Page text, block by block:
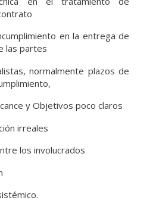
en la entrega de
las partes
normalmente plazos de
y Objetivos poco claros
irreales
los involucrados